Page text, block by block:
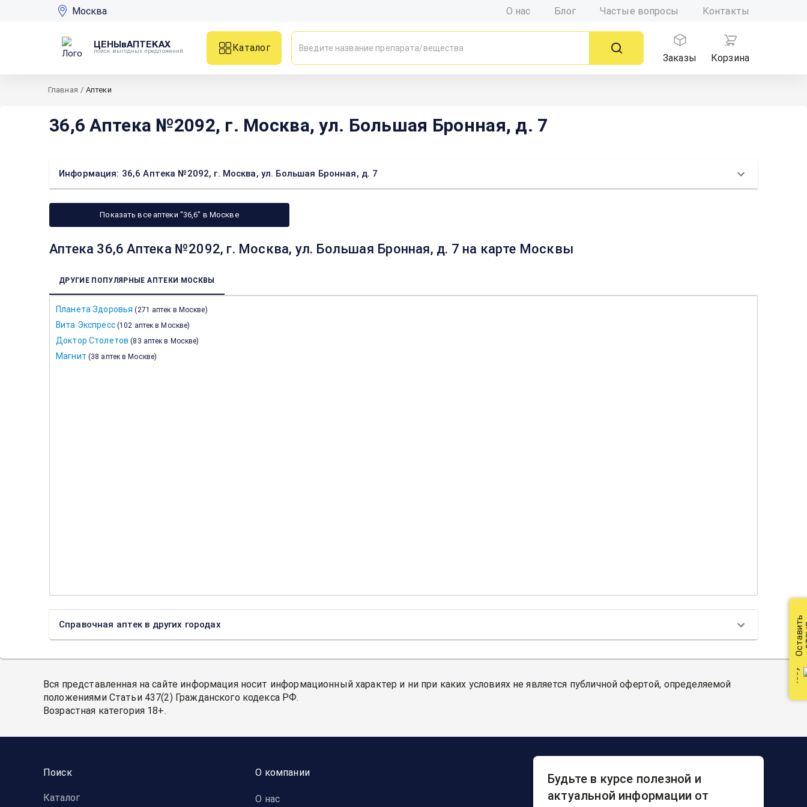
Москва О нас Блог Частые вопросы Контакты
ЦЕНЫвАПТЕКАХ
поиск выгодных предложений
Каталог
Заказы
Корзина
Главная / Аптеки
36,6 Аптека №2092, г. Москва, ул. Большая Бронная, д. 7
Информация: 36,6 Аптека №2092, г. Москва, ул. Большая Бронная, д. 7
Показать все аптеки "36,6" в Москве
Аптека 36,6 Аптека №2092, г. Москва, ул. Большая Бронная, д. 7 на карте Москвы
ДРУГИЕ ПОПУЛЯРНЫЕ АПТЕКИ МОСКВЫ
Планета Здоровья (271 аптек в Москве)
Вита Экспресс (102 аптек в Москве)
Доктор Столетов (83 аптек в Москве)
Магнит (38 аптек в Москве)
Справочная аптек в других городах
Вся представленная на сайте информация носит информационный характер и ни при каких условиях не является публичной офертой, определяемой
положениями Статьи 437(2) Гражданского кодекса РФ.
Возрастная категория 18+.
Поиск
Каталог
О компании
О нас
Будьте в курсе полезной и
актуальной информации от
Оставить